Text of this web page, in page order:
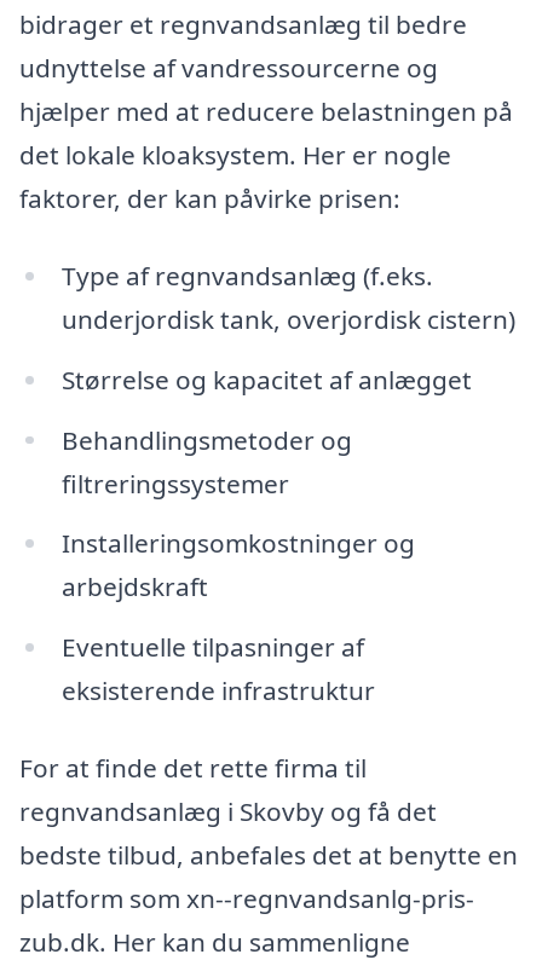
bidrager et regnvandsanlæg til bedre
udnyttelse af vandressourcerne og
hjælper med at reducere belastningen på
det lokale kloaksystem. Her er nogle
faktorer, der kan påvirke prisen:
Type af regnvandsanlæg (f.eks.
underjordisk tank, overjordisk cistern)
Størrelse og kapacitet af anlægget
Behandlingsmetoder og
filtreringssystemer
Installeringsomkostninger og
arbejdskraft
Eventuelle tilpasninger af
eksisterende infrastruktur
For at finde det rette firma til
regnvandsanlæg i Skovby og få det
bedste tilbud, anbefales det at benytte en
platform som xn--regnvandsanlg-pris-
zub.dk. Her kan du sammenligne